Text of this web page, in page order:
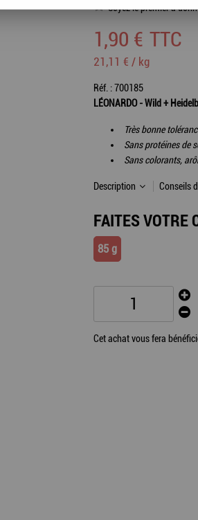
Soyez le premier à
1,90 € TTC
21,11 € / kg
Réf. :700185
LÉONARDO - Wild +
Très bonne
Sans protéines de
Sans colorants,
Description Conseils
FAITES VOTRE
85 g
Cet achat vous fera